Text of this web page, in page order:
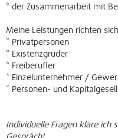
* der Zusammenarbeit mit
Meine Leistungen richten
* Privatpersonen
* Existenzgrüder
* Freiberufler
* Einzelunternehmer /
* Personen- und
Individuelle Fragen kläre ich